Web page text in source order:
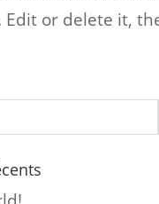
Edit or delete it,